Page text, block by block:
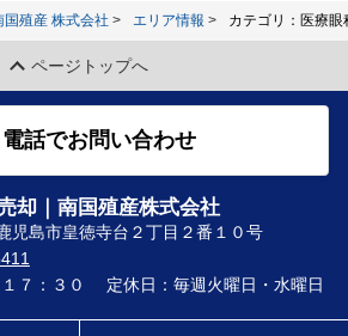
殖産 株式会社 エリア情報 カテゴリ：医療
ページトップへ
電話でお問い合わせ
却｜南国殖産株式会社
児島市皇徳寺台２丁目２番１０号
７：３０
定休日：毎週火曜日・水曜日